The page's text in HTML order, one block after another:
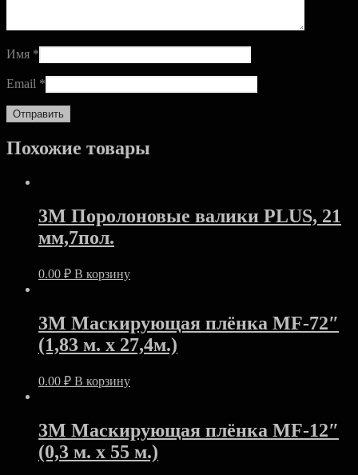
Имя *
Email *
Похожие товары
3M Поролоновые валики PLUS, 21
мм,7пол.
0.00 ₽ В корзину
3M Маскирующая плёнка MF-72″
(1,83 м. х 27,4м.)
0.00 ₽ В корзину
3M Маскирующая плёнка MF-12″
(0,3 м. х 55 м.)